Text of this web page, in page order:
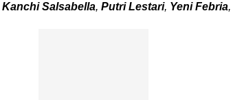
Kanchi Salsabella, Putri Lestari, Yeni Febria,